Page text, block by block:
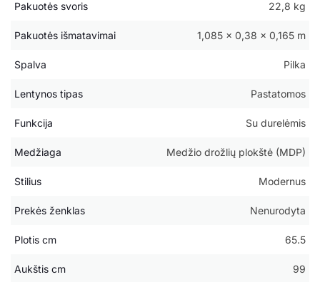
Pakuotės svoris 22,8 kg
Pakuotės išmatavimai 1,085 × 0,38 × 0,165 m
Spalva Pilka
Lentynos tipas Pastatomos
Funkcija Su durelėmis
Medžiaga Medžio drožlių plokštė (MDP)
Stilius Modernus
Prekės ženklas Nenurodyta
Plotis cm 65.5
Aukštis cm 99